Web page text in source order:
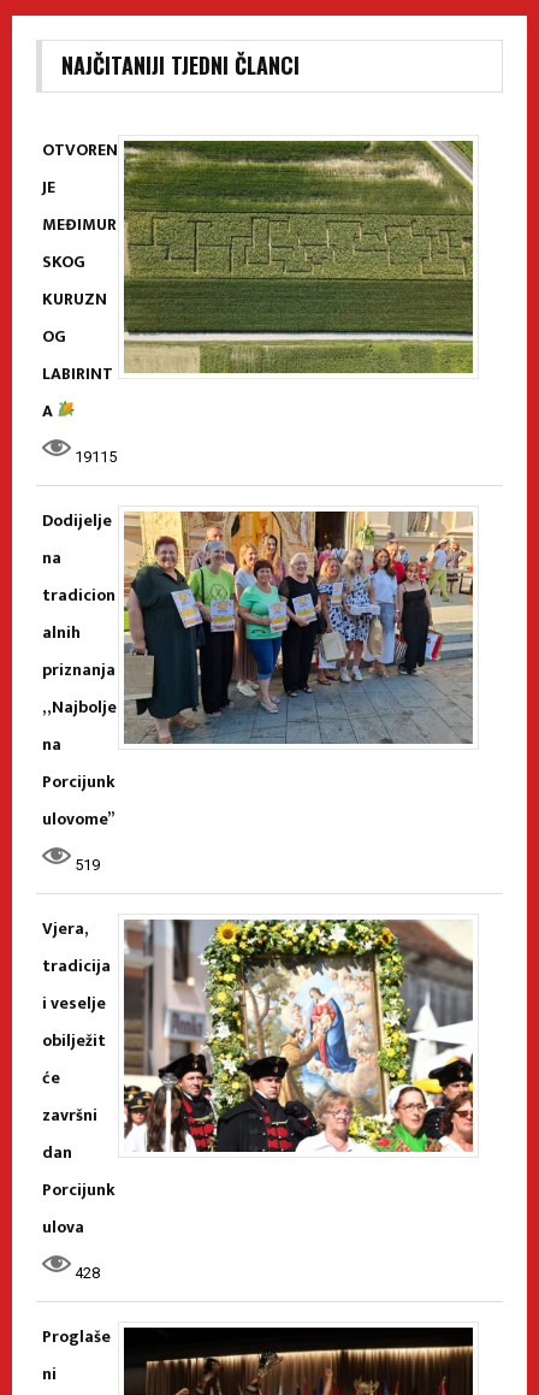
NAJČITANIJI TJEDNI ČLANCI
OTVOREN
JE
MEĐIMUR
SKOG
KURUZN
OG
LABIRINT
A
19115
Dodijelje
na
tradicion
alnih
priznanja
„Najbolje
na
Porcijunk
ulovome”
519
Vjera,
tradicija
i veselje
obilježit
će
završni
dan
Porcijunk
ulova
428
Proglaše
ni